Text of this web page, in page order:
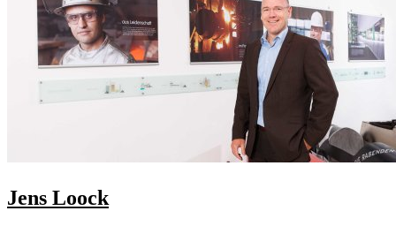
Jens Loock